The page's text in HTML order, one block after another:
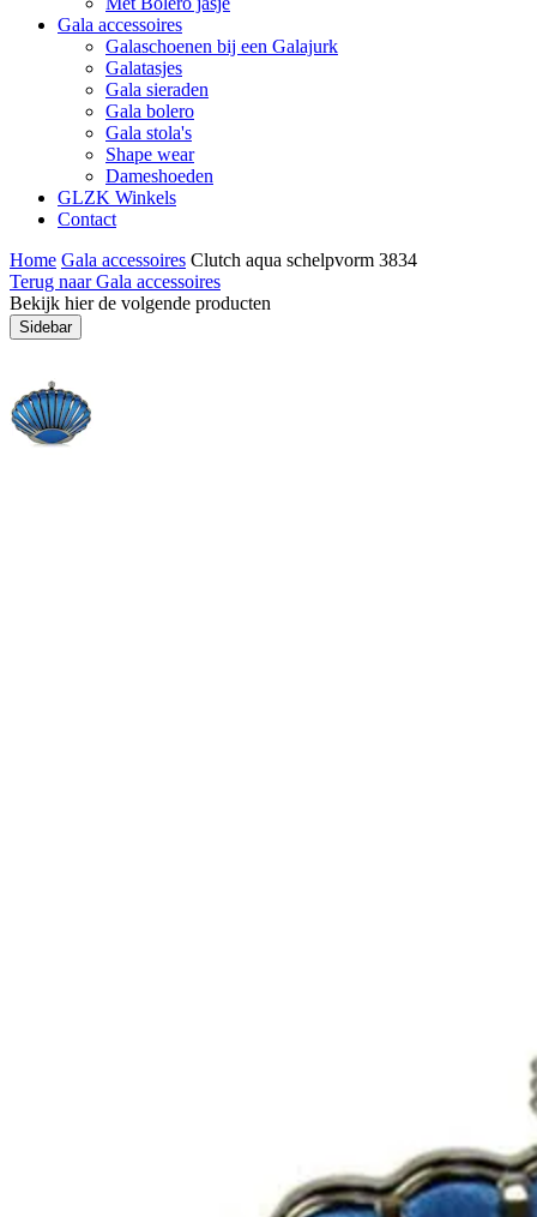
Gala accessoires
Galaschoenen bij een Galajurk
Galatasjes
Gala sieraden
Gala bolero
Gala stola's
Shape wear
Dameshoeden
GLZK Winkels
Contact
Home Gala accessoires Clutch aqua schelpvorm 3834
Terug naar Gala accessoires
Bekijk hier de volgende producten
Sidebar